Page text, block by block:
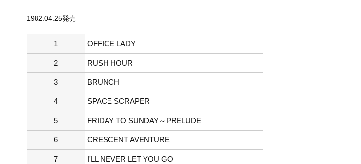
1982.04.25発売
1 OFFICE LADY
2 RUSH HOUR
3 BRUNCH
4 SPACE SCRAPER
5 FRIDAY TO SUNDAY～PRELUDE
6 CRESCENT AVENTURE
7 I'LL NEVER LET YOU GO